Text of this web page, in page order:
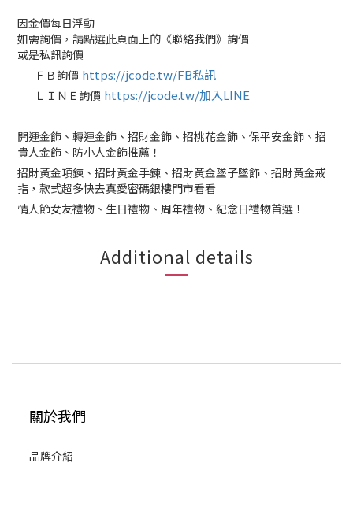
因金價每日浮動
如需詢價，請點選此頁面上的《聯絡我們》詢價
或是私訊詢價
ＦＢ詢價 https://jcode.tw/FB私訊
ＬＩＮＥ詢價 https://jcode.tw/加入LINE
開運金飾、轉運金飾、招財金飾、招桃花金飾、保平安金飾、招
貴人金飾、防小人金飾推薦！
招財黃金項鍊、招財黃金手鍊、招財黃金墜子墜飾、招財黃金戒
指，款式超多快去真愛密碼銀樓門市看看
情人節女友禮物、生日禮物、周年禮物、紀念日禮物首選！
Additional details
關於我們
品牌介紹